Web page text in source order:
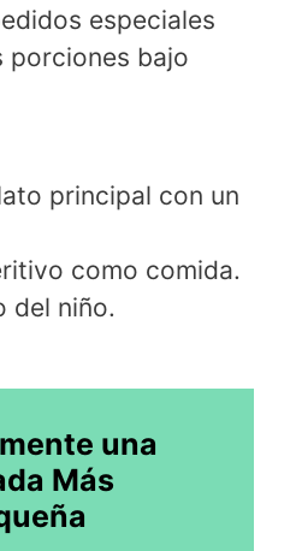
especiales
porciones bajo
principal con un
como comida.
del niño.
una
Más